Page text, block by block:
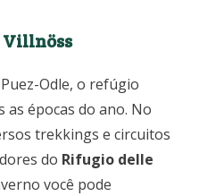
Villnöss
Odle, o refúgio
épocas do ano. No
trekkings e circuitos
do Rifugio delle
você pode